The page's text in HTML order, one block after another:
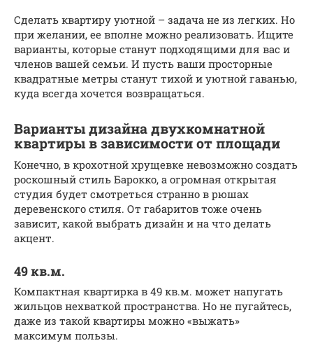
Сделать квартиру уютной – задача не из легких. Но
при желании, ее вполне можно реализовать. Ищите
варианты, которые станут подходящими для вас и
членов вашей семьи. И пусть ваши просторные
квадратные метры станут тихой и уютной гаванью,
куда всегда хочется возвращаться.
Варианты дизайна двухкомнатной
квартиры в зависимости от площади
Конечно, в крохотной хрущевке невозможно создать
роскошный стиль Барокко, а огромная открытая
студия будет смотреться странно в рюшах
деревенского стиля. От габаритов тоже очень
зависит, какой выбрать дизайн и на что делать
акцент.
49 кв.м.
Компактная квартирка в 49 кв.м. может напугать
жильцов нехваткой пространства. Но не пугайтесь,
даже из такой квартиры можно «выжать»
максимум пользы.